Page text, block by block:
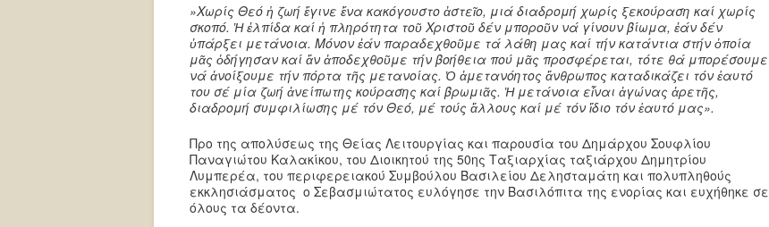
»Χωρίς Θεό ἡ ζωή ἔγινε ἕνα κακόγουστο ἀστεῖο, μιά διαδρομή χωρίς ξεκούραση καί χωρίς
σκοπό. Ἡ ἐλπίδα καί ἡ πληρότητα τοῦ Χριστοῦ δέν μποροῦν νά γίνουν βίωμα, ἐάν δέν
ὑπάρξει μετάνοια. Μόνον ἐάν παραδεχθοῦμε τά λάθη μας καί τήν κατάντια στήν ὁποία
μᾶς ὁδήγησαν καί ἄν ἀποδεχθοῦμε τήν βοήθεια πού μᾶς προσφέρεται, τότε θά μπορέσουμε
νά ἀνοίξουμε τήν πόρτα τῆς μετανοίας. Ὁ ἀμετανόητος ἄνθρωπος καταδικάζει τόν ἑαυτό
του σέ μία ζωή ἀνείπωτης κούρασης καί βρωμιᾶς. Ἡ μετάνοια εἶναι ἀγώνας ἀρετῆς,
διαδρομή συμφιλίωσης μέ τόν Θεό, μέ τούς ἄλλους καί μέ τόν ἴδιο τόν ἑαυτό μας».
Προ της απολύσεως της Θείας Λειτουργίας και παρουσία του Δημάρχου Σουφλίου
Παναγιώτου Καλακίκου, του Διοικητού της 50ης Ταξιαρχίας ταξιάρχου Δημητρίου
Λυμπερέα, του περιφερειακού Συμβούλου Βασιλείου Δελησταμάτη και πολυπληθούς
εκκλησιάσματος ο Σεβασμιώτατος ευλόγησε την Βασιλόπιτα της ενορίας και ευχήθηκε σε
όλους τα δέοντα.